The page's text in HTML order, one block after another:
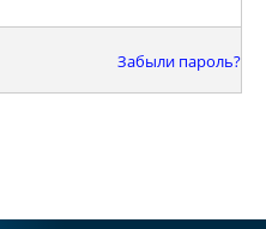
Забыли пароль?